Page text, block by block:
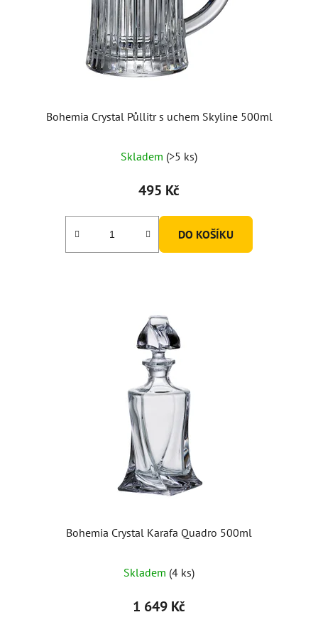
Bohemia Crystal Půllitr s uchem Skyline 500ml
Skladem (>5 ks)
495 Kč
DO KOŠÍKU
Bohemia Crystal Karafa Quadro 500ml
hodnocení
produktu
Skladem (4 ks)
1 649 Kč